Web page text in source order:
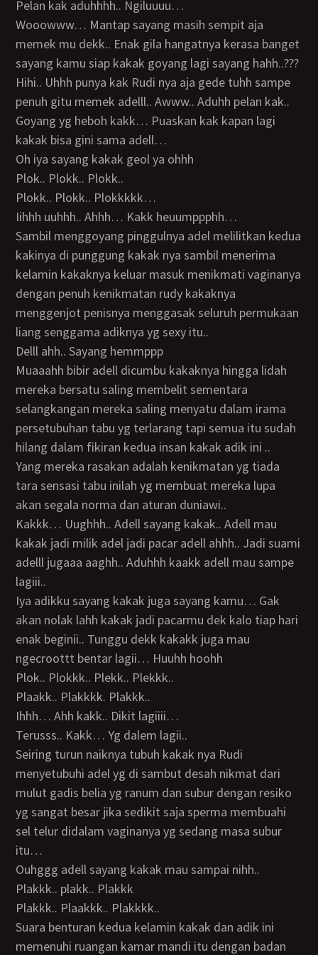
Pelan kak aduhhhh.. Ngiluuuu…
Wooowww… Mantap sayang masih sempit aja
memek mu dekk.. Enak gila hangatnya kerasa banget
sayang kamu siap kakak goyang lagi sayang hahh..???
Hihi.. Uhhh punya kak Rudi nya aja gede tuhh sampe
penuh gitu memek adelll.. Awww.. Aduhh pelan kak..
Goyang yg heboh kakk… Puaskan kak kapan lagi
kakak bisa gini sama adell…
Oh iya sayang kakak geol ya ohhh
Plok.. Plokk.. Plokk..
Plokk.. Plokk.. Plokkkkk…
Iihhh uuhhh.. Ahhh… Kakk heuumppphh…
Sambil menggoyang pinggulnya adel melilitkan kedua
kakinya di punggung kakak nya sambil menerima
kelamin kakaknya keluar masuk menikmati vaginanya
dengan penuh kenikmatan rudy kakaknya
menggenjot penisnya menggasak seluruh permukaan
liang senggama adiknya yg sexy itu..
Delll ahh.. Sayang hemmppp
Muaaahh bibir adell dicumbu kakaknya hingga lidah
mereka bersatu saling membelit sementara
selangkangan mereka saling menyatu dalam irama
persetubuhan tabu yg terlarang tapi semua itu sudah
hilang dalam fikiran kedua insan kakak adik ini ..
Yang mereka rasakan adalah kenikmatan yg tiada
tara sensasi tabu inilah yg membuat mereka lupa
akan segala norma dan aturan duniawi..
Kakkk… Uughhh.. Adell sayang kakak.. Adell mau
kakak jadi milik adel jadi pacar adell ahhh.. Jadi suami
adelll jugaaa aaghh.. Aduhhh kaakk adell mau sampe
lagiii..
Iya adikku sayang kakak juga sayang kamu… Gak
akan nolak lahh kakak jadi pacarmu dek kalo tiap hari
enak beginii.. Tunggu dekk kakakk juga mau
ngecroottt bentar lagii… Huuhh hoohh
Plok.. Plokkk.. Plekk.. Plekkk..
Plaakk.. Plakkkk. Plakkk..
Ihhh… Ahh kakk.. Dikit lagiiii…
Terusss.. Kakk… Yg dalem lagii..
Seiring turun naiknya tubuh kakak nya Rudi
menyetubuhi adel yg di sambut desah nikmat dari
mulut gadis belia yg ranum dan subur dengan resiko
yg sangat besar jika sedikit saja sperma membuahi
sel telur didalam vaginanya yg sedang masa subur
itu…
Ouhggg adell sayang kakak mau sampai nihh..
Plakkk.. plakk.. Plakkk
Plakkk.. Plaakkk.. Plakkkk..
Suara benturan kedua kelamin kakak dan adik ini
memenuhi ruangan kamar mandi itu dengan badan